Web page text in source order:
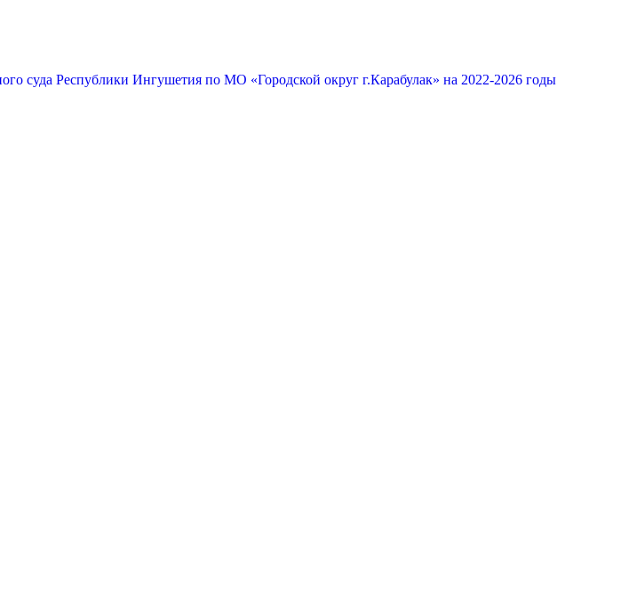
суда Республики Ингушетия по МО «Городской округ г.Карабулак» на 2022-2026 годы